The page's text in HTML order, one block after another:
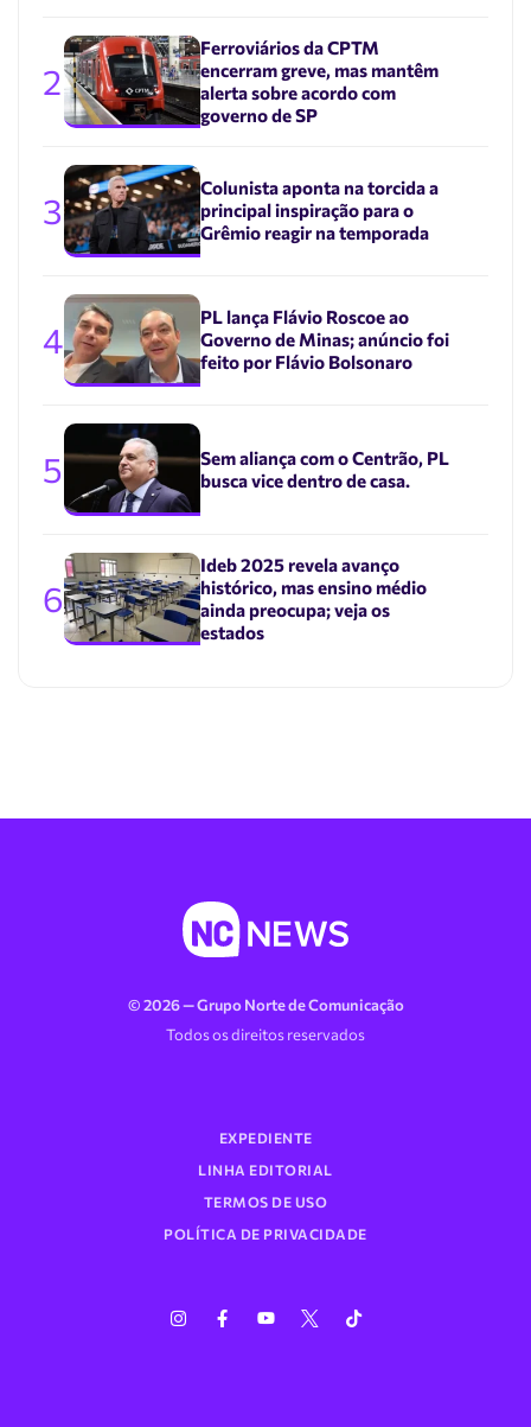
2
Ferroviários da CPTM
encerram greve, mas mantêm
alerta sobre acordo com
governo de SP
3
Colunista aponta na torcida a
principal inspiração para o
Grêmio reagir na temporada
4
PL lança Flávio Roscoe ao
Governo de Minas; anúncio foi
feito por Flávio Bolsonaro
5
Sem aliança com o Centrão, PL
busca vice dentro de casa.
6
Ideb 2025 revela avanço
histórico, mas ensino médio
ainda preocupa; veja os
estados
© 2026 — Grupo Norte de Comunicação
Todos os direitos reservados
EXPEDIENTE
LINHA EDITORIAL
TERMOS DE USO
POLÍTICA DE PRIVACIDADE